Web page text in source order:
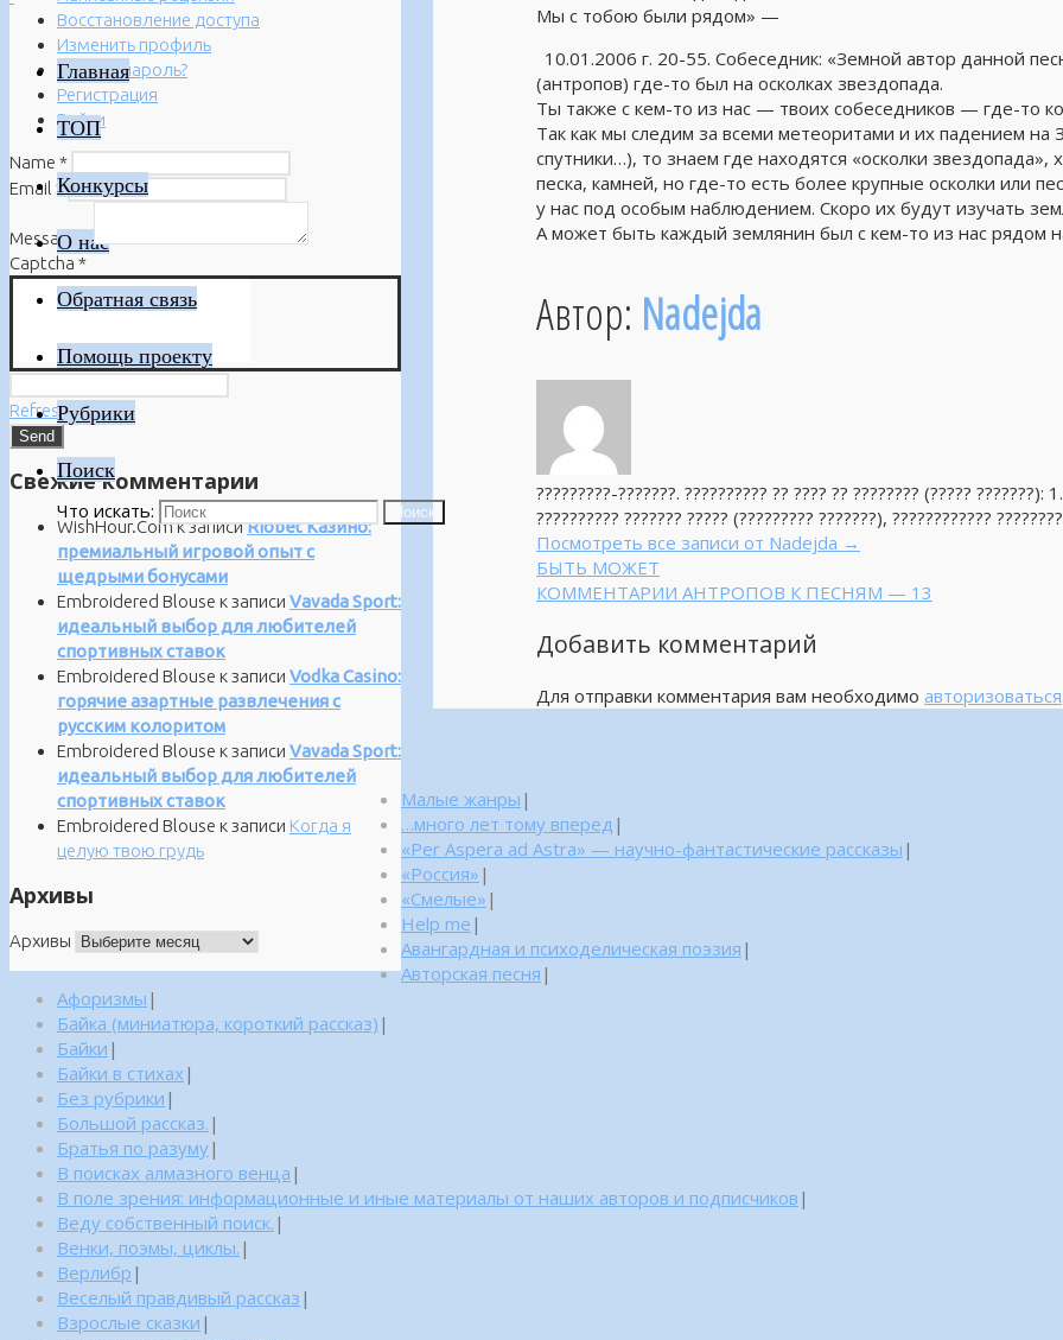
Главная
ТОП
Конкурсы
О нас
Обратная связь
Помощь проекту
Рубрики
Поиск
Что искать: Поиск
Мы с тобою были рядом» —
10.01.2006 г. 20-55. Собеседник: «Земной автор данной
(антропов) где-то был на осколках звездопада.
Ты также с кем-то из нас — твоих собеседников — где-то
Так как мы следим за всеми метеоритами и их падением
спутники…), то знаем где находятся «осколки
песка, камней, но где-то есть более крупные осколки или
у нас под особым наблюдением. Скоро их будут изучать
А может быть каждый землянин был с кем-то из нас рядом
Автор: Nadejda
?????????-???????. ?????????? ?? ???? ?? ???????? (????? ???????):
?????????? ??????? ????? (????????? ???????), ????????????
Посмотреть все записи от Nadejda →
БЫТЬ МОЖЕТ
КОММЕНТАРИИ АНТРОПОВ К ПЕСНЯМ — 13
Добавить комментарий
Для отправки комментария вам необходимо авторизоваться
Восстановление доступа
Изменить профиль
Забыли пароль?
Регистрация
Войти
Name *
Email *
Message*
Captcha *
Refresh
Свежие комментарии
WishHour.Comк записиRiobet Казино:
премиальный игровой опыт с
щедрыми бонусами
Embroidered Blouse к записи Vavada Sport:
идеальный выбор для любителей
спортивных ставок
Embroidered Blouse к записи Vodka Casino:
горячие азартные развлечения с
русским колоритом
Embroidered Blouse к записи Vavada Sport:
идеальный выбор для любителей
спортивных ставок
Embroidered Blouse к записи Когда я
целую твою грудь
Архивы
Архивы
Малые жанры |
…много лет тому вперед |
«Per Aspera ad Astra» — научно-фантастические рассказы |
«Россия» |
«Смелые» |
Help me |
Авангардная и психоделическая поэзия |
Авторская песня |
Афоризмы |
Байка (миниатюра, короткий рассказ) |
Байки |
Байки в стихах |
Без рубрики |
Большой рассказ. |
Братья по разуму|
В поисках алмазного венца |
В поле зрения: информационные и иные материалы от наших авторов и подписчиков |
Веду собственный поиск. |
Венки, поэмы, циклы. |
Верлибр |
Веселый правдивый рассказ |
Взрослые сказки |